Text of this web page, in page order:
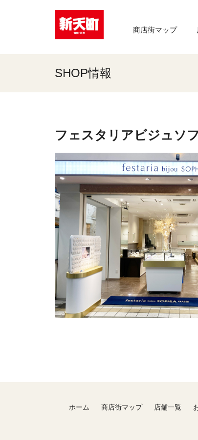
商店街マップ
SHOP情報
フェスタリアビジュソ
ホーム 商店街マップ 店舗一覧